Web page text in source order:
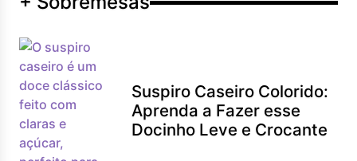
Suspiro Caseiro Colorido:
Aprenda a Fazer esse
Docinho Leve e Crocante